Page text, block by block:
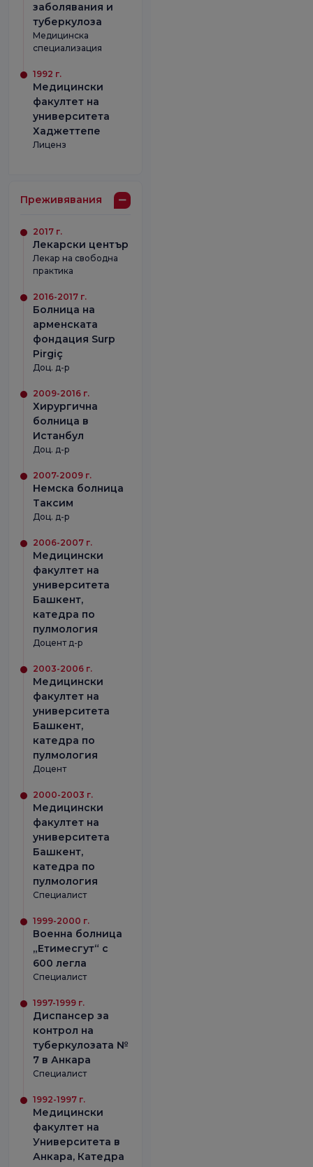
заболявания и
туберкулоза
Медицинска
специализация
1992 г.
Медицински
факултет на
университета
Хаджеттепе
Лиценз
Преживявания
2017 г.
Лекарски център
Лекар на свободна
практика
2016-2017 г.
Болница на
арменската
фондация Surp
Pirgiç
Доц. д-р
2009-2016 г.
Хирургична
болница в
Истанбул
Доц. д-р
2007-2009 г.
Немска болница
Таксим
Доц. д-р
2006-2007 г.
Медицински
факултет на
университета
Башкент,
катедра по
пулмология
Доцент д-р
2003-2006 г.
Медицински
факултет на
университета
Башкент,
катедра по
пулмология
Доцент
2000-2003 г.
Медицински
факултет на
университета
Башкент,
катедра по
пулмология
Специалист
1999-2000 г.
Военна болница
„Етимесгут“ с
600 легла
Специалист
1997-1999 г.
Диспансер за
контрол на
туберкулозата №
7 в Анкара
Специалист
1992-1997 г.
Медицински
факултет на
Университета в
Анкара, Катедра